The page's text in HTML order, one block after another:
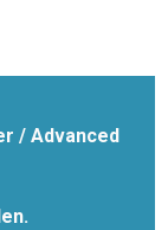
/ Advanced